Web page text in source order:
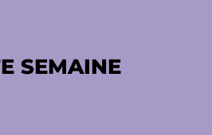
SEMAINE